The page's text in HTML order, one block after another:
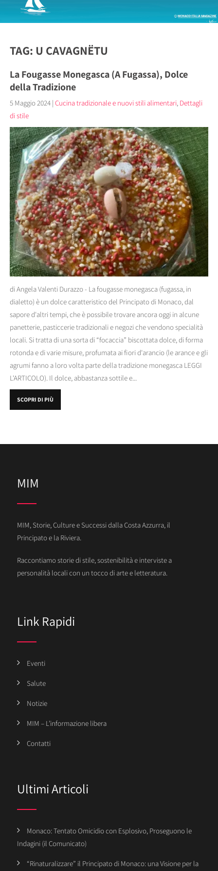
TAG: U CAVAGNËTU
La Fougasse Monegasca (A Fugassa), Dolce
della Tradizione
5 Maggio 2024 | Cucina tradizionale e nuovi stili alimentari, Dettagli
di stile
di Angela Valenti Durazzo - La fougasse monegasca (fugassa, in
dialetto) è un dolce caratteristico del Principato di Monaco, dal
sapore d'altri tempi, che è possibile trovare ancora oggi in alcune
panetterie, pasticcerie tradizionali e negozi che vendono specialità
locali. Si tratta di una sorta di “focaccia” biscottata dolce, di forma
rotonda e di varie misure, profumata ai fiori d'arancio (le arance e gli
agrumi fanno a loro volta parte della tradizione monegasca LEGGI
L'ARTICOLO). Il dolce, abbastanza sottile e...
SCOPRI DI PIÙ
MIM
MIM, Storie, Culture e Successi dalla Costa Azzurra, il
Principato e la Riviera.
Raccontiamo storie di stile, sostenibilità e interviste a
personalità locali con un tocco di arte e letteratura.
Link Rapidi
Eventi
Salute
Notizie
MIM – L’informazione libera
Contatti
Ultimi Articoli
Monaco: Tentato Omicidio con Esplosivo, Proseguono le
Indagini (il Comunicato)
“Rinaturalizzare” il Principato di Monaco: una Visione per la